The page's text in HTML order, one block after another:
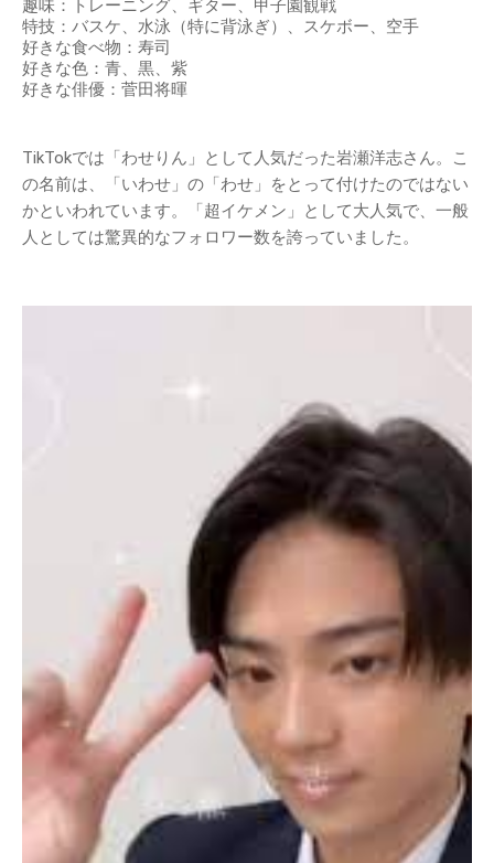
趣味：トレーニング、ギター、甲子園観戦
特技：バスケ、水泳（特に背泳ぎ）、スケボー、空手
好きな食べ物：寿司
好きな色：青、黒、紫
好きな俳優：菅田将暉
TikTokでは「わせりん」として人気だった岩瀬洋志さん。こ
の名前は、「いわせ」の「わせ」をとって付けたのではない
かといわれています。「超イケメン」として大人気で、一般
人としては驚異的なフォロワー数を誇っていました。